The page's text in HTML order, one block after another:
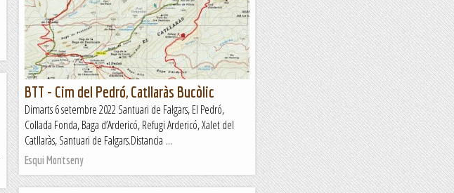
BTT - Cim del Pedró, Catllaràs Bucòlic
Dimarts 6 setembre 2022 Santuari de Falgars, El Pedró,
Collada Fonda, Baga d’Ardericó, Refugi Ardericó, Xalet del
Catllaràs, Santuari de Falgars.Distancia ...
Esqui Montseny